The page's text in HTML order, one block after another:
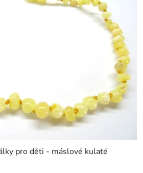
pro děti - máslové kulaté